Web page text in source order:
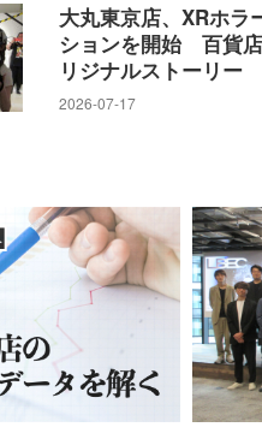
大丸東京店、XRホラ
ションを開始 百貨
リジナルストーリー
2026-07-17